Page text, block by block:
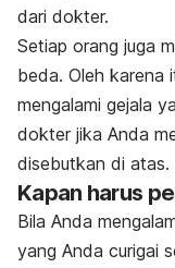
dari dokter.
Setiap orang juga
beda. Oleh karena
mengalami gejala
dokter jika Anda
disebutkan di atas.
Kapan harus
Bila Anda
yang Anda curigai